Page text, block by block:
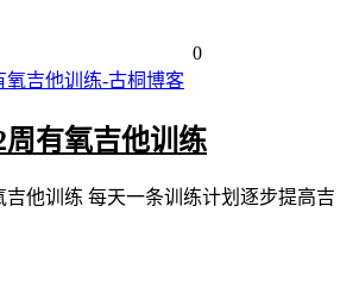
0
周有氧吉他训练
吉他训练 每天一条训练计划逐步提高吉